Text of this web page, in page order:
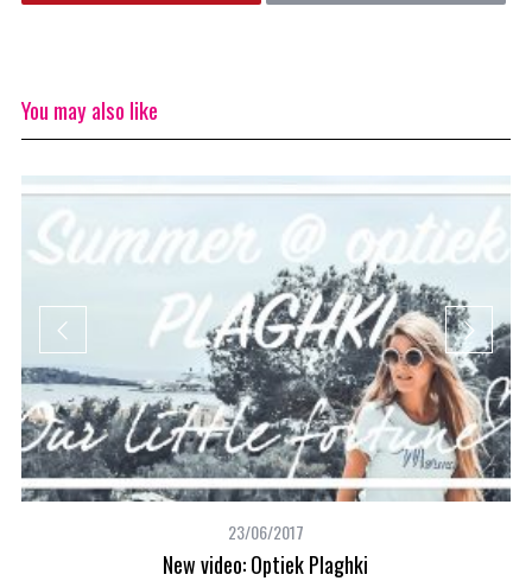
You may also like
23/06/2017
New video: Optiek Plaghki